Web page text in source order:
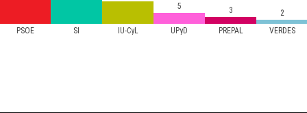
PSOE SI IU-CyL UPyD PREPAL VERDES
5
3 2